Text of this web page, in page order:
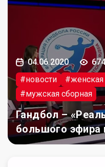
04.06.2020
#новости
#женская
#мужская сборная
Гандбол –
большого эфира